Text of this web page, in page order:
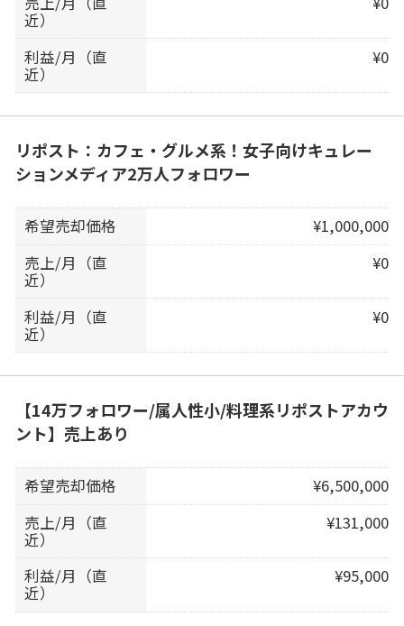
近）
利益/月（直
近）
¥0
リポスト：カフェ・グルメ系！女子向けキュレー
ションメディア2万人フォロワー
希望売却価格
¥1,000,000
売上/月（直
近）
¥0
利益/月（直
近）
¥0
【14万フォロワー/属人性小/料理系リポストアカウ
ント】売上あり
希望売却価格
¥6,500,000
売上/月（直
近）
¥131,000
利益/月（直
近）
¥95,000